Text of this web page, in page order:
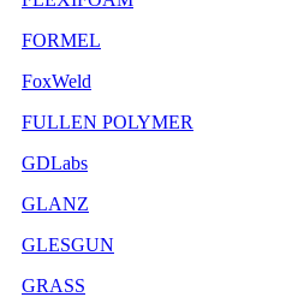
FORMEL
FoxWeld
FULLEN POLYMER
GDLabs
GLANZ
GLESGUN
GRASS